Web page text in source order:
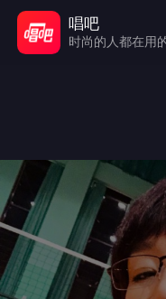
唱吧
时尚的人都在用